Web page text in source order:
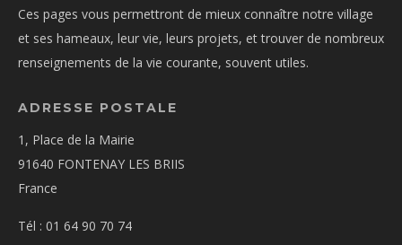
Ces pages vous permettront de mieux connaître notre village
et ses hameaux, leur vie, leurs projets, et trouver de nombreux
renseignements de la vie courante, souvent utiles.
ADRESSE POSTALE
1, Place de la Mairie
91640 FONTENAY LES BRIIS
France
Tél : 01 64 90 70 74